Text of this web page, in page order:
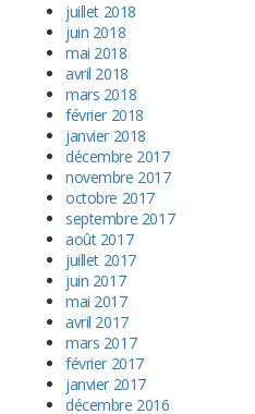
juillet 2018
juin 2018
mai 2018
avril 2018
mars 2018
février 2018
janvier 2018
décembre 2017
novembre 2017
octobre 2017
septembre 2017
août 2017
juillet 2017
juin 2017
mai 2017
avril 2017
mars 2017
février 2017
janvier 2017
décembre 2016